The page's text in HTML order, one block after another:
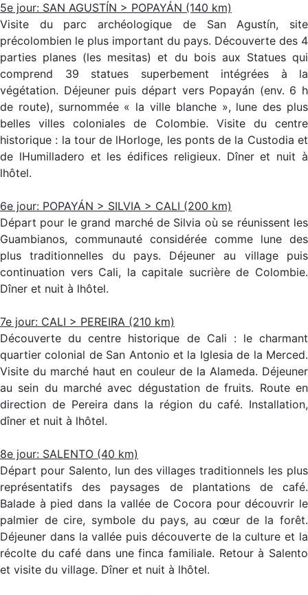
5e jour: SAN AGUSTÍN > POPAYÁN (140 km)
Visite du parc archéologique de San Agustín, site
précolombien le plus important du pays. Découverte des 4
parties planes (les mesitas) et du bois aux Statues qui
comprend 39 statues superbement intégrées à la
végétation. Déjeuner puis départ vers Popayán (env. 6 h
de route), surnommée « la ville blanche », lune des plus
belles villes coloniales de Colombie. Visite du centre
historique : la tour de lHorloge, les ponts de la Custodia et
de lHumilladero et les édifices religieux. Dîner et nuit à
lhôtel.
6e jour: POPAYÁN > SILVIA > CALI (200 km)
Départ pour le grand marché de Silvia où se réunissent les
Guambianos, communauté considérée comme lune des
plus traditionnelles du pays. Déjeuner au village puis
continuation vers Cali, la capitale sucrière de Colombie.
Dîner et nuit à lhôtel.
7e jour: CALI > PEREIRA (210 km)
Découverte du centre historique de Cali : le charmant
quartier colonial de San Antonio et la Iglesia de la Merced.
Visite du marché haut en couleur de la Alameda. Déjeuner
au sein du marché avec dégustation de fruits. Route en
direction de Pereira dans la région du café. Installation,
dîner et nuit à lhôtel.
8e jour: SALENTO (40 km)
Départ pour Salento, lun des villages traditionnels les plus
représentatifs des paysages de plantations de café.
Balade à pied dans la vallée de Cocora pour découvrir le
palmier de cire, symbole du pays, au cœur de la forêt.
Déjeuner dans la vallée puis découverte de la culture et la
récolte du café dans une finca familiale. Retour à Salento
et visite du village. Dîner et nuit à lhôtel.